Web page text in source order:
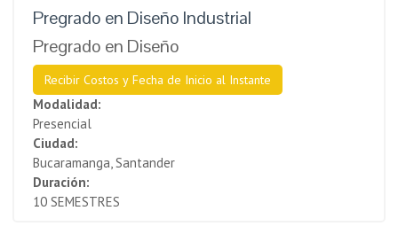
Pregrado en Diseño Industrial
Pregrado en Diseño
Recibir Costos y Fecha de Inicio al Instante
Modalidad:
Presencial
Ciudad:
Bucaramanga, Santander
Duración:
10 SEMESTRES